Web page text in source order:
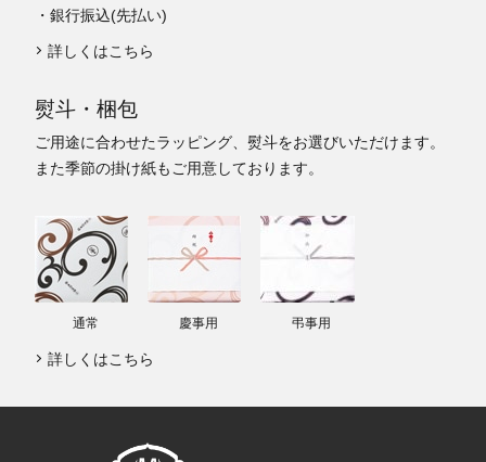
・銀行振込(先払い)
詳しくはこちら
熨斗・梱包
ご用途に合わせたラッピング、熨斗をお選びいただけます。
また季節の掛け紙もご用意しております。
通常 慶事用 弔事用
詳しくはこちら